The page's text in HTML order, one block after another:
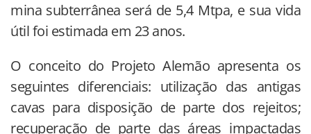
mina subterrânea será de 5,4 Mtpa, e sua vida
útil foi estimada em 23 anos.
O conceito do Projeto Alemão apresenta os
seguintes diferenciais: utilização das antigas
cavas para disposição de parte dos rejeitos;
recuperação de parte das áreas impactadas